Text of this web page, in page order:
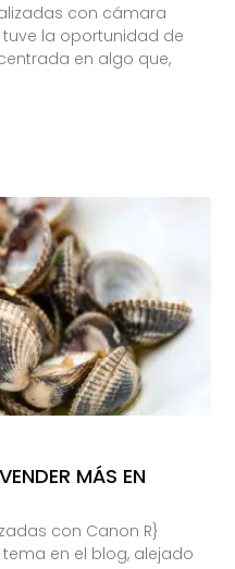
con cámara
la oportunidad de
en algo que,
MÁS EN
con Canon R}
en el blog, alejado